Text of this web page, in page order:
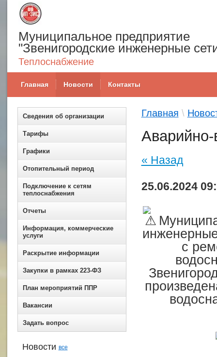
Муниципальное предприятие
"Звенигородские инженерные
Теплоснабжение
Главная Новости Контакты
Сведения об организации
Тарифы
Графики
Отопительный период
Подключение к сетям
теплоснабжения
Отчеты
Информация, коммерческие
услуги
Раскрытие информации
Закупки в рамках 223-ФЗ
План мероприятий ППР
Вакансии
Задать вопрос
Новости все
Главная \
Аварийно-
« Назад
25.06.2024
с